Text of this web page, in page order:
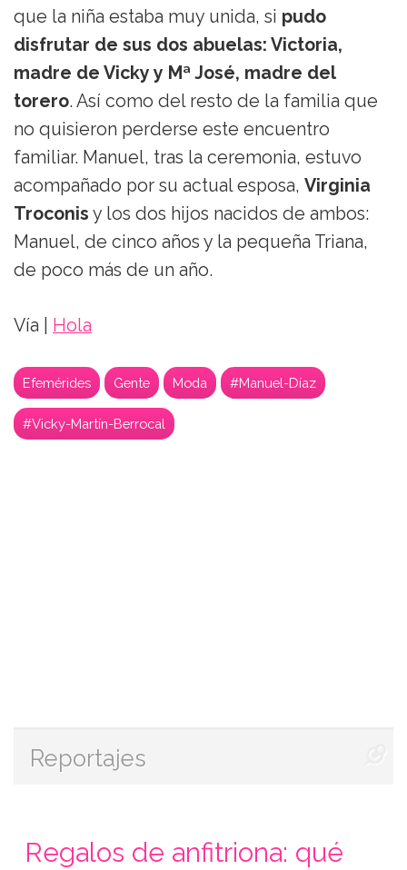
que la niña estaba muy unida, si pudo
disfrutar de sus dos abuelas: Victoria,
madre de Vicky y Mª José, madre del
torero. Así como del resto de la familia que
no quisieron perderse este encuentro
familiar. Manuel, tras la ceremonia, estuvo
acompañado por su actual esposa, Virginia
Troconis y los dos hijos nacidos de ambos:
Manuel, de cinco años y la pequeña Triana,
de poco más de un año.
Vía | Hola
Efemérides Gente Moda #Manuel-Díaz
#Vicky-Martín-Berrocal
Reportajes
Regalos de anfitriona: qué